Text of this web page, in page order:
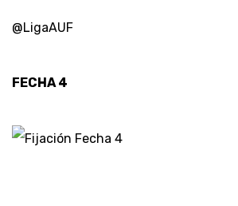
@LigaAUF
FECHA 4